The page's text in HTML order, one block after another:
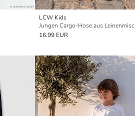
LCW Kids
Jungen Cargo-Hose aus
16.99 EUR